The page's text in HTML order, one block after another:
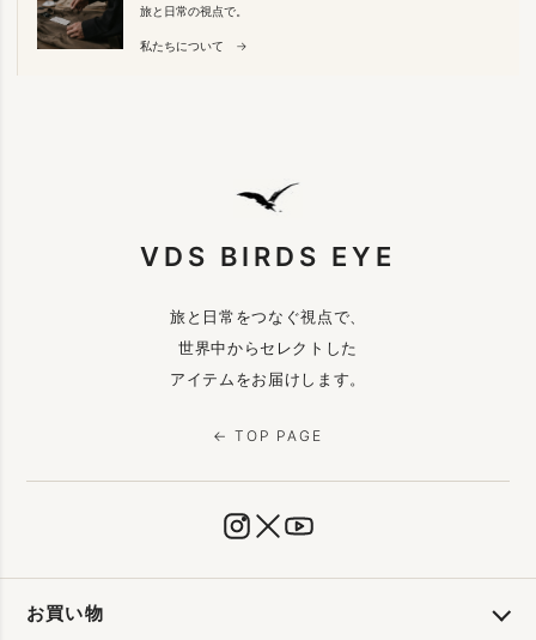
旅と日常の視点で。
私たちについて →
VDS BIRDS EYE
旅と日常をつなぐ視点で、
世界中からセレクトした
アイテムをお届けします。
← TOP PAGE
お買い物